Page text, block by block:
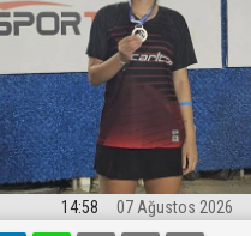
14:58 07 Ağustos 2026